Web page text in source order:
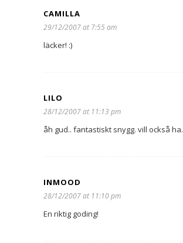
CAMILLA
29/12/2007 at 7:55 am
läcker! :)
LILO
28/12/2007 at 11:13 pm
åh gud.. fantastiskt snygg. vill också ha.
INMOOD
28/12/2007 at 11:10 pm
En riktig goding!